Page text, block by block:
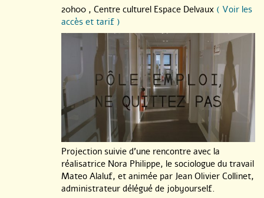
20h00 , Centre culturel Espace Delvaux ( Voir les
accès et tarif )
Projection suivie d’une rencontre avec la
réalisatrice Nora Philippe, le sociologue du travail
Mateo Alaluf, et animée par Jean Olivier Collinet,
administrateur délégué de jobyourself.